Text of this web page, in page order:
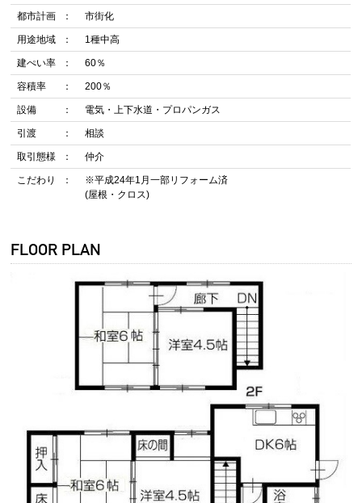
都市計画 市街化
用途地域 1種中高
建ぺい率 60％
容積率 200％
設備 電気・上下水道・プロパンガス
引渡 相談
取引態様 仲介
こだわり
※平成24年1月一部リフォーム済
(屋根・クロス)
FLOOR PLAN